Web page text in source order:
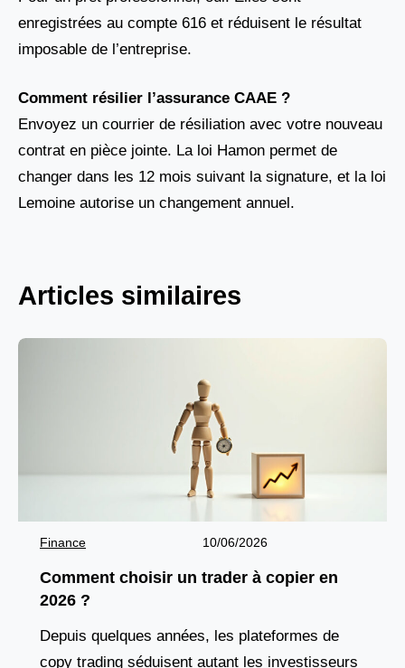
enregistrées au compte 616 et réduisent le résultat
imposable de l’entreprise.
Comment résilier l’assurance CAAE ?
Envoyez un courrier de résiliation avec votre nouveau
contrat en pièce jointe. La loi Hamon permet de
changer dans les 12 mois suivant la signature, et la loi
Lemoine autorise un changement annuel.
Articles similaires
Finance 10/06/2026
Comment choisir un trader à copier en
2026 ?
Depuis quelques années, les plateformes de
copy trading séduisent autant les investisseurs